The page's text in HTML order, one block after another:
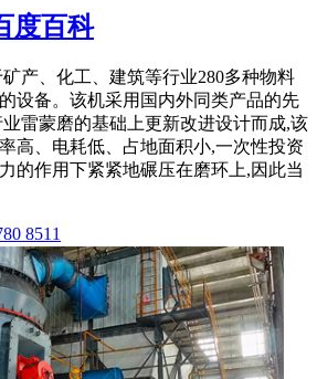
度百科
产、化工、建筑等行业280多种物料
设备。该机采用国内外同类产品的先
雷蒙磨的基础上更新改进设计而成,该
高、电耗低、占地面积小,一次性投资
的作用下紧紧地碾压在磨环上,因此当
8511